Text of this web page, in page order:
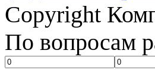
Copyright
По вопросам